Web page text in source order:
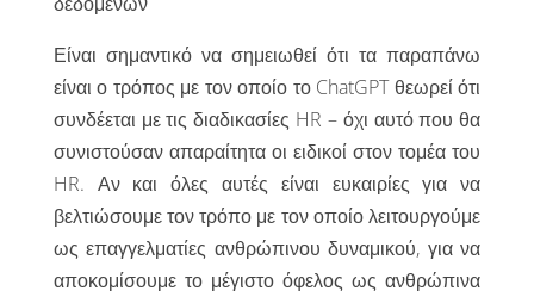
Είναι σημαντικό να σημειωθεί ότι τα παραπάνω
είναι ο τρόπος με τον οποίο το ChatGPT θεωρεί ότι
συνδέεται με τις διαδικασίες HR – όχι αυτό που θα
συνιστούσαν απαραίτητα οι ειδικοί στον τομέα του
HR. Αν και όλες αυτές είναι ευκαιρίες για να
βελτιώσουμε τον τρόπο με τον οποίο λειτουργούμε
ως επαγγελματίες ανθρώπινου δυναμικού, για να
αποκομίσουμε το μέγιστο όφελος ως ανθρώπινα